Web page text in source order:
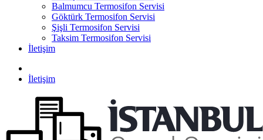
Balmumcu Termosifon Servisi
Göktürk Termosifon Servisi
Şişli Termosifon Servisi
Taksim Termosifon Servisi
İletişim
İletişim